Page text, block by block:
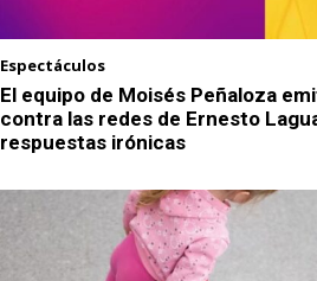
Espectáculos
El equipo de Moisés Peñaloza
contra las redes de Ernesto
respuestas irónicas